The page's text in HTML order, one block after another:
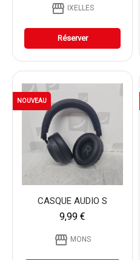
storefront IXELLES
Réserver
CASQUE AUDIO S
9,99 €
storefront MONS
NOUVEAU